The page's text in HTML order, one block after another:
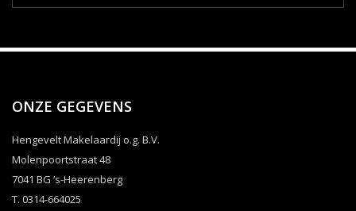
ONZE GEGEVENS
Hengevelt Makelaardij o.g. B.V.
Molenpoortstraat 48
7041 BG ‘s-Heerenberg
T. 0314-664025